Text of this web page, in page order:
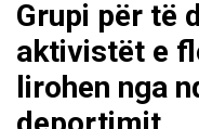
Grupi për të
aktivistët e
lirohen nga